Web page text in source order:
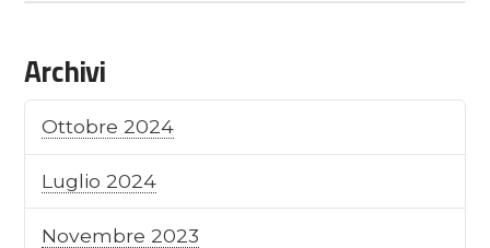
Archivi
Ottobre 2024
Luglio 2024
Novembre 2023